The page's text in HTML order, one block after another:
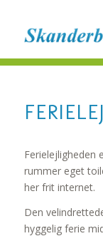
Ferielejligheden
rummer eget
her frit internet.
Den
hyggelig ferie